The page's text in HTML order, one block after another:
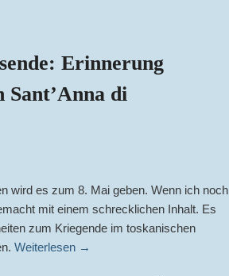
Erinnerung
Sant’Anna di
wird es zum 8. Mai geben. Wenn ich noch
mit einem schrecklichen Inhalt. Es
zum Kriegende im toskanischen
Weiterlesen →